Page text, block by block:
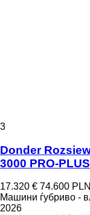
3
Donder
3000 PRO-
17.320 € 74.600 PLN
Машини ѓубриво -
2026